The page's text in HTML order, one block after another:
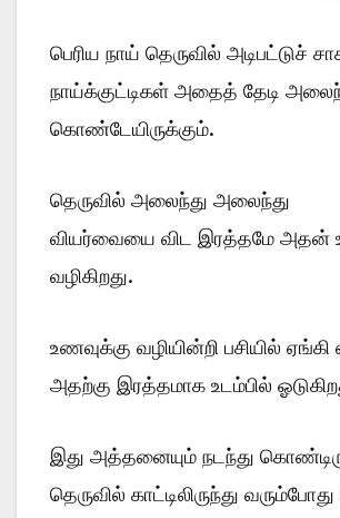
பெரிய நாய் தெருவில் அடிபட்டுச்
நாய்க்குட்டிகள் அதைத் தேடி
கொண்டேயிருக்கும்.
தெருவில் அலைந்து அலைந்து
வியர்வையை விட இரத்தமே அதன்
வழிகிறது.
உணவுக்கு வழியின்றி பசியில் ஏங்கி
அதற்கு இரத்தமாக உடம்பில்
இது அத்தனையும் நடந்து
தெருவில் காட்டிலிருந்து